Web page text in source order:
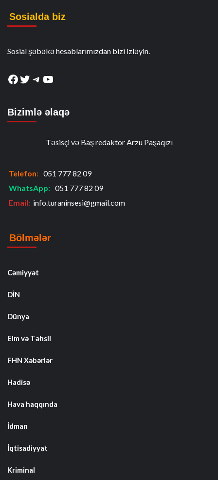
Sosialda biz
Sosial şəbəkə hesablarımızdan bizi izləyin.
Facebook
Twitter
Telegram
YouTube
Bizimlə əlaqə
Təsisçi və Baş redaktor Arzu Paşaqızı
Telefon: 051 777 82 09
WhatsApp: 051 777 82 09
Email: info.turaninsesi@gmail.com
Bölmələr
Cəmiyyət
DİN
Dünya
Elm və Təhsil
FHN Xəbərlər
Hadisə
Hava haqqında
İdman
İqtisadiyyat
Kriminal